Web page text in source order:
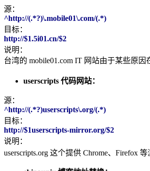
源：
^http://(.*?)\.mobile01\.com/(.*)
目标：
http://$1.5i01.cn/$2
说明：
台湾的 mobile01.com IT 网站由于某些原
userscripts 代码网站：
源：
^http://(.*?)userscripts\.org/(.*)
目标：
http://$1userscripts-mirror.org/$2
说明：
userscripts.org 这个提供 Chrome、Firefox